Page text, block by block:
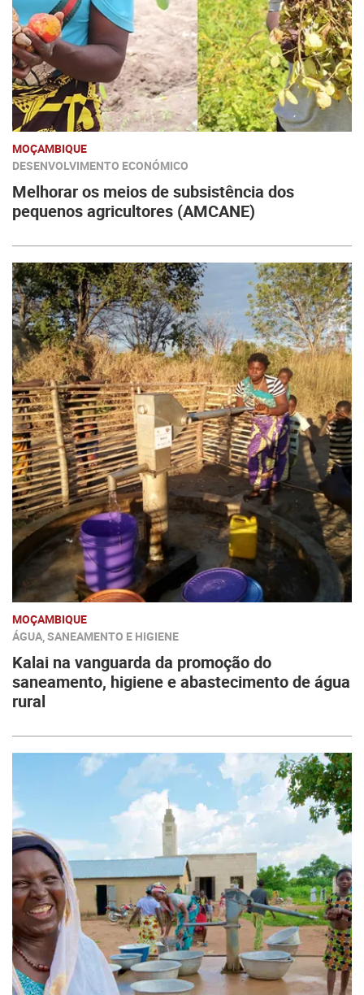
MOÇAMBIQUE
DESENVOLVIMENTO ECONÓMICO
Melhorar os meios de subsistência dos
pequenos agricultores (AMCANE)
MOÇAMBIQUE
ÁGUA, SANEAMENTO E HIGIENE
Kalai na vanguarda da promoção do
saneamento, higiene e abastecimento de água
rural